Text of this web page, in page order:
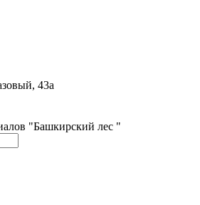
43а
"Башкирский лес "